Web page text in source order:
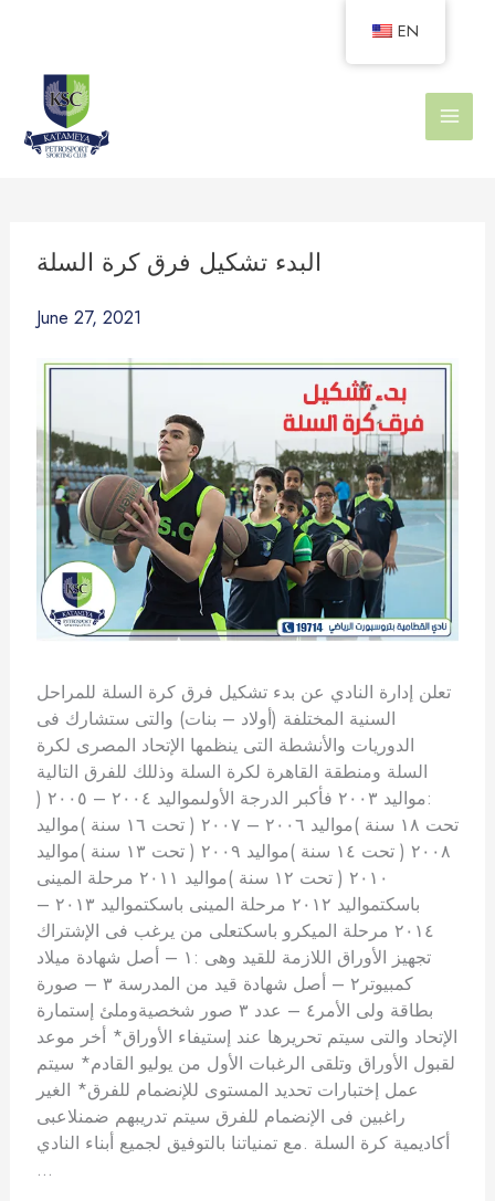
البدء تشكيل فرق كرة السلة
June 27, 2021
تعلن إدارة النادي عن بدء تشكيل فرق كرة السلة للمراحل
السنية المختلفة (أولاد – بنات) والتى ستشارك فى
الدوريات والأنشطة التى ينظمها الإتحاد المصرى لكرة
السلة ومنطقة القاهرة لكرة السلة وذللك للفرق التالية
:مواليد ٢٠٠٣ فأكبر الدرجة الأولىمواليد ٢٠٠٤ – ٢٠٠٥ (
تحت ١٨ سنة )مواليد ٢٠٠٦ – ٢٠٠٧ ( تحت ١٦ سنة )مواليد
٢٠٠٨ ( تحت ١٤ سنة )مواليد ٢٠٠٩ ( تحت ١٣ سنة )مواليد
٢٠١٠ ( تحت ١٢ سنة )مواليد ٢٠١١ مرحلة المينى
باسكتمواليد ٢٠١٢ مرحلة المينى باسكتمواليد ٢٠١٣ –
٢٠١٤ مرحلة الميكرو باسكتعلى من يرغب فى الإشتراك
تجهيز الأوراق اللازمة للقيد وهى :١ – أصل شهادة ميلاد
كمبيوتر٢ – أصل شهادة قيد من المدرسة ٣ – صورة
بطاقة ولى الأمر٤ – عدد ٣ صور شخصيةوملئ إستمارة
الإتحاد والتى سيتم تحريرها عند إستيفاء الأوراق* أخر موعد
لقبول الأوراق وتلقى الرغبات الأول من يوليو القادم* سيتم
عمل إختبارات تحديد المستوى للإنضمام للفرق* الغير
راغبين فى الإنضمام للفرق سيتم تدريبهم ضمنلاعبى
أكاديمية كرة السلة .مع تمنياتنا بالتوفيق لجميع أبناء النادي
…
EN